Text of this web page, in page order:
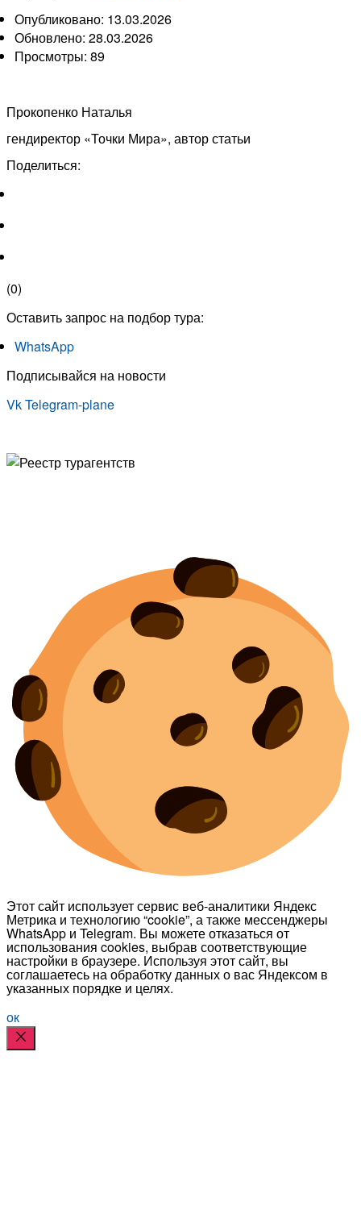
Опубликовано: 13.03.2026
Обновлено: 28.03.2026
Просмотры: 89
Прокопенко Наталья
гендиректор «Точки Мира», автор статьи
Поделиться:
(0)
Оставить запрос на подбор тура:
WhatsApp
Подписывайся на новости
VkTelegram-plane
Этот сайт использует сервис веб-аналитики Яндекс
Метрика и технологию “cookie”, а также мессенджеры
WhatsApp и Telegram. Вы можете отказаться от
использования cookies, выбрав соответствующие
настройки в браузере. Используя этот сайт, вы
соглашаетесь на обработку данных о вас Яндексом в
указанных порядке и целях.
ок